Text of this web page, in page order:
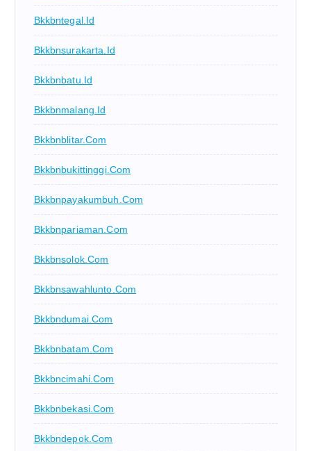
Bkkbntegal.id
Bkkbnsurakarta.id
Bkkbnbatu.id
Bkkbnmalang.id
Bkkbnblitar.com
Bkkbnbukittinggi.com
Bkkbnpayakumbuh.com
Bkkbnpariaman.com
Bkkbnsolok.com
Bkkbnsawahlunto.com
Bkkbndumai.com
Bkkbnbatam.com
Bkkbncimahi.com
Bkkbnbekasi.com
Bkkbndepok.com